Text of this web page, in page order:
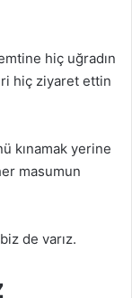
hiç uğradın
hiç ziyaret ettin
kınamak yerine
masumun
de varız.